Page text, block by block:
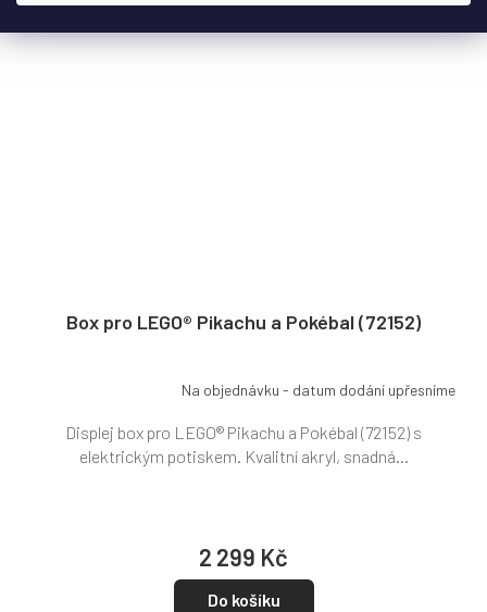
Box pro LEGO® Pikachu a Pokébal (72152)
Na objednávku - datum dodání upřesníme
2 299 Kč
Do košíku
Displej box pro LEGO® Pikachu a Pokébal (72152) s
elektrickým potiskem. Kvalitní akryl, snadná...